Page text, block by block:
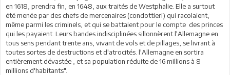
en 1618, prendra fin, en 1648, aux traités de Westphalie. Elle a surtout
été menée par des chefs de mercenaires (condottieri) qui racolaient,
même parmi les criminels, et qui se battaient pour le compte des princes
qui les payaient. Leurs bandes indisciplinées sillonnèrent l'Allemagne en
tous sens pendant trente ans, vivant de vols et de pillages, se livrant à
toutes sortes de destructions et d'atrocités. l'Allemagne en sortira
entièrement dévastée , et sa population réduite de 16 millions à 8
millions d'habitants".